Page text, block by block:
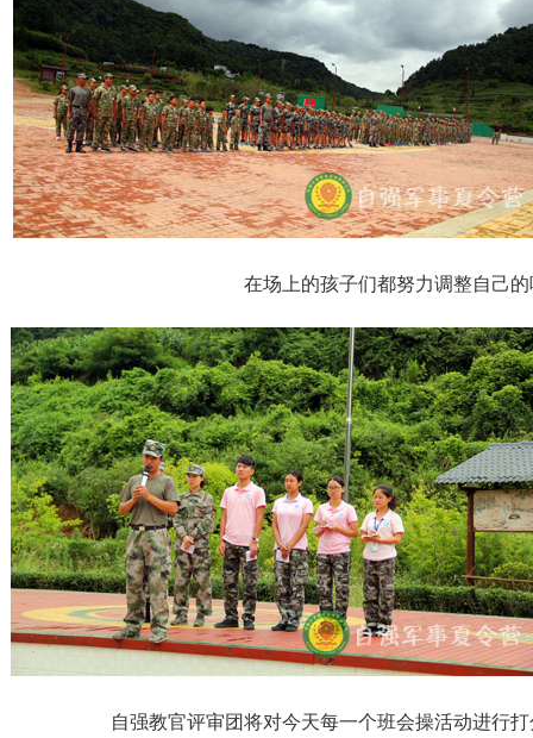
在场上的孩子们都努力调整自己
自强教官评审团将对今天每一个班会操活动进行